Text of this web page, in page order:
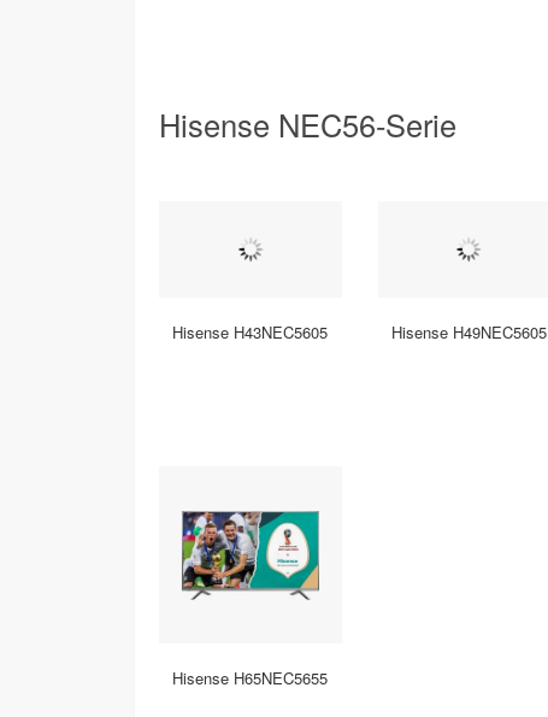
Hisense NEC56-Serie
Hisense H43NEC5605 Hisense H49NEC5605
Hisense H65NEC5655